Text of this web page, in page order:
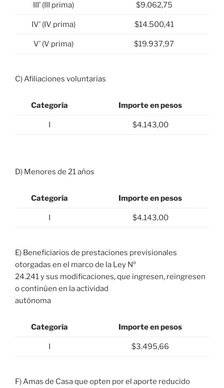
III’ (III prima) $9.062,75
IV’ (IV prima) $14.500,41
V’ (V prima) $19.937,97
C) Afiliaciones voluntarias
Categoría Importe en pesos
$4.143,00
D) Menores de 21 años
Categoría Importe en pesos
$4.143,00
E) Beneficiarios de prestaciones previsionales
otorgadas en el marco de la Ley Nº
24.241 y sus modificaciones, que ingresen, reingresen
o continúen en la actividad
autónoma
Categoría Importe en pesos
$3.495,66
F) Amas de Casa que opten por el aporte reducido